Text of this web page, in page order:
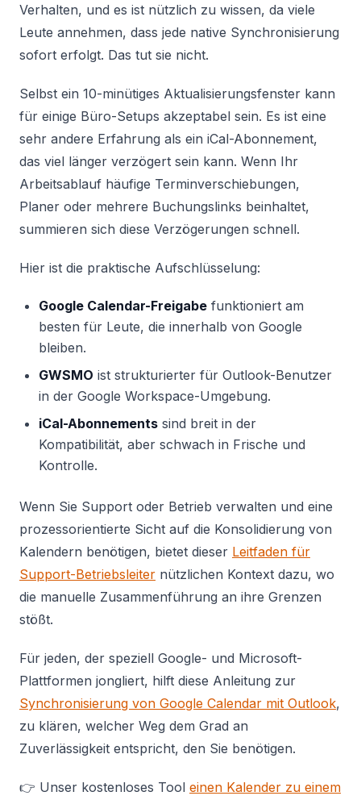
Verhalten, und es ist nützlich zu wissen, da viele
Leute annehmen, dass jede native Synchronisierung
sofort erfolgt. Das tut sie nicht.
Selbst ein 10-minütiges Aktualisierungsfenster kann
für einige Büro-Setups akzeptabel sein. Es ist eine
sehr andere Erfahrung als ein iCal-Abonnement,
das viel länger verzögert sein kann. Wenn Ihr
Arbeitsablauf häufige Terminverschiebungen,
Planer oder mehrere Buchungslinks beinhaltet,
summieren sich diese Verzögerungen schnell.
Hier ist die praktische Aufschlüsselung:
Google Calendar-Freigabe funktioniert am
besten für Leute, die innerhalb von Google
bleiben.
GWSMO ist strukturierter für Outlook-Benutzer
in der Google Workspace-Umgebung.
iCal-Abonnements sind breit in der
Kompatibilität, aber schwach in Frische und
Kontrolle.
Wenn Sie Support oder Betrieb verwalten und eine
prozessorientierte Sicht auf die Konsolidierung von
Kalendern benötigen, bietet dieser Leitfaden für
Support-Betriebsleiter nützlichen Kontext dazu, wo
die manuelle Zusammenführung an ihre Grenzen
stößt.
Für jeden, der speziell Google- und Microsoft-
Plattformen jongliert, hilft diese Anleitung zur
Synchronisierung von Google Calendar mit Outlook,
zu klären, welcher Weg dem Grad an
Zuverlässigkeit entspricht, den Sie benötigen.
👉 Unser kostenloses Tool einen Kalender zu einem